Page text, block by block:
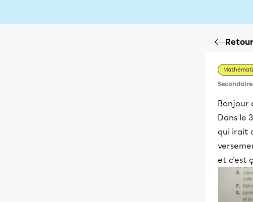
Retour
Secondaire
Bonjour
Dans le
qui irait
et c'est